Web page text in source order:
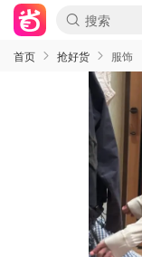
首页 抢好货 服饰